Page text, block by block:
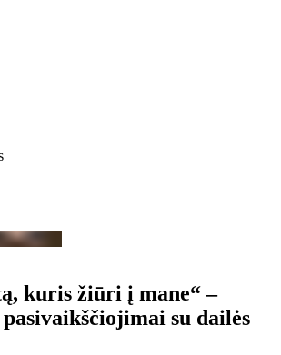
kuris žiūri į mane“ –
su dailės